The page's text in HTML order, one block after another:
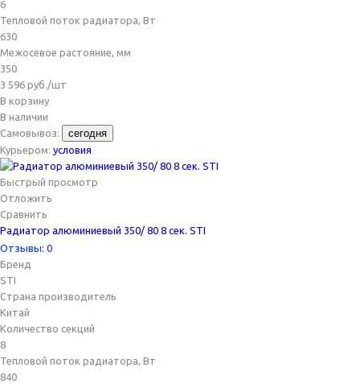
6
Тепловой поток радиатора, Вт
630
Межосевое растояние, мм
350
3 596 руб./шт
В корзину
В наличии
Самовывоз:
сегодня
Курьером: условия
Быстрый просмотр
Отложить
Сравнить
Радиатор алюминиевый 350/ 80 8 сек. STI
Отзывы: 0
Бренд
STI
Страна производитель
Китай
Количество секций
8
Тепловой поток радиатора, Вт
840